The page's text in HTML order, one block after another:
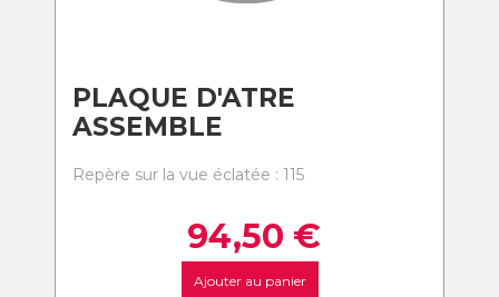
PLAQUE D'ATRE
ASSEMBLE
Repère sur la vue éclatée : 115
94,50 €
Ajouter au panier